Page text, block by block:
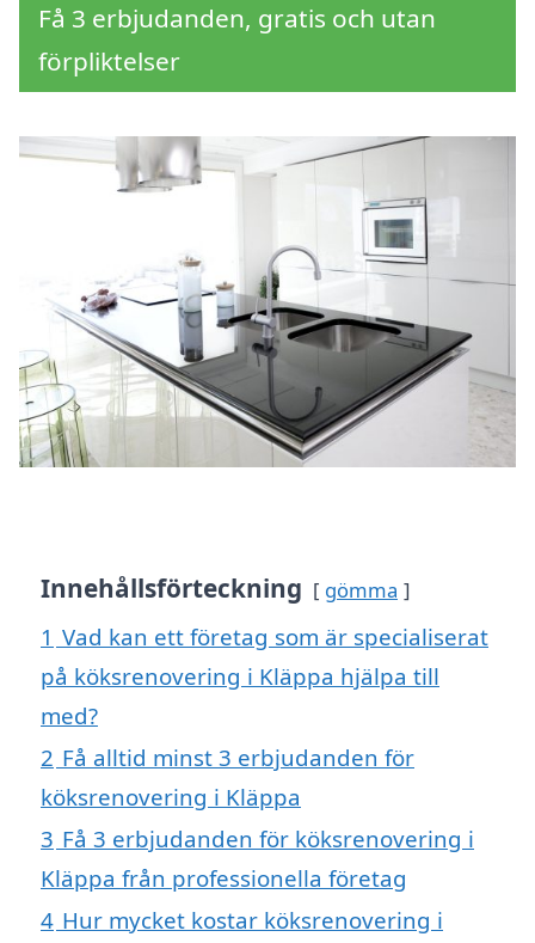
Få 3 erbjudanden, gratis och utan
förpliktelser
Innehållsförteckning gömma
1 Vad kan ett företag som är specialiserat
på köksrenovering i Kläppa hjälpa till
med?
2 Få alltid minst 3 erbjudanden för
köksrenovering i Kläppa
3 Få 3 erbjudanden för köksrenovering i
Kläppa från professionella företag
4 Hur mycket kostar köksrenovering i